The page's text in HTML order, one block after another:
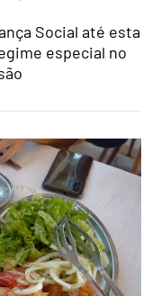
Social até esta
especial no